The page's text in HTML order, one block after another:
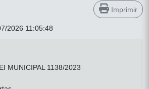
Imprimir
2026 11:05:48
MUNICIPAL 1138/2023